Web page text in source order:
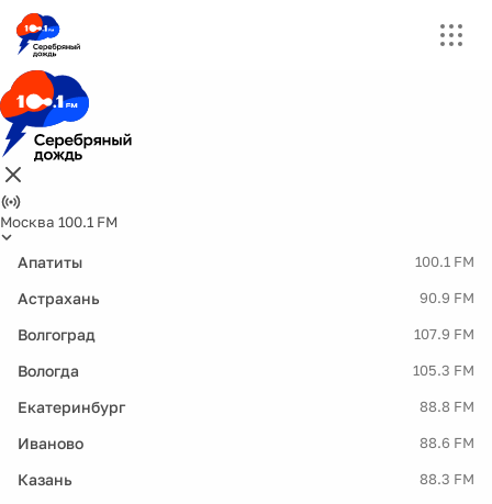
Москва 100.1 FM
Апатиты 100.1 FM
Астрахань 90.9 FM
Волгоград 107.9 FM
Вологда 105.3 FM
Екатеринбург 88.8 FM
Иваново 88.6 FM
Казань 88.3 FM